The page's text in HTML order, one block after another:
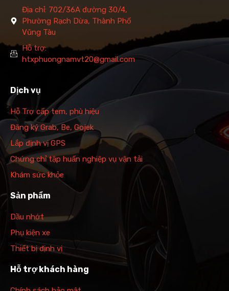
Địa chỉ: 702/36A đường 30/4,
Phường Rạch Dừa, Thành Phố
Vũng Tàu
Hỗ trợ:
htxphuongnamvt20@gmail.com
Dịch vụ
Hỗ Trợ cấp tem, phù hiệu
Đăng ký Grab, Be, Gojek
Lắp định vị GPS
Chứng chỉ tập huấn nghiệp vụ vận tải
Khám sức khỏe
Sản phẩm
Dầu nhớt
Phụ kiện xe
Thiết bị định vị
Hỗ trợ khách hàng